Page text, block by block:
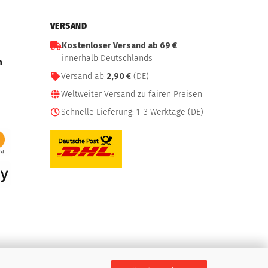
VERSAND
Kostenloser Versand ab 69 €
innerhalb Deutschlands
Versand ab 2,90 €(DE)
Weltweiter Versand zu fairen Preisen
Schnelle Lieferung: 1–3 Werktage (DE)